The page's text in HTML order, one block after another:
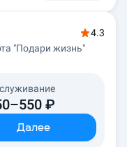
4.3
"Подари жизнь"
₽
Далее